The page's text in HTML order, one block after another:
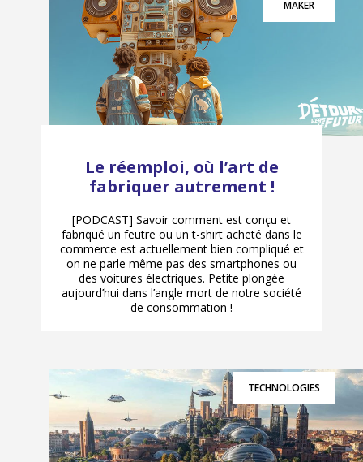
MAKER
Le réemploi, où l’art de
fabriquer autrement !
[PODCAST] Savoir comment est conçu et
fabriqué un feutre ou un t-shirt acheté dans le
commerce est actuellement bien compliqué et
on ne parle même pas des smartphones ou
des voitures électriques. Petite plongée
aujourd’hui dans l’angle mort de notre société
de consommation !
TECHNOLOGIES